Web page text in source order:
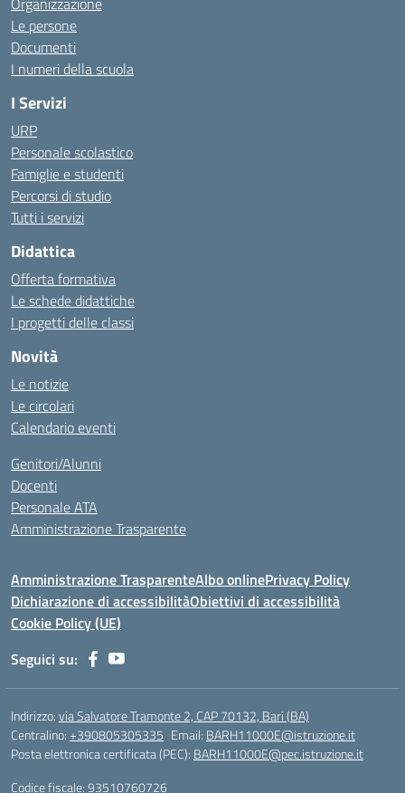
Le persone
Documenti
I numeri della scuola
I Servizi
URP
Personale scolastico
Famiglie e studenti
Percorsi di studio
Tutti i servizi
Didattica
Offerta formativa
Le schede didattiche
I progetti delle classi
Novità
Le notizie
Le circolari
Calendario eventi
Genitori/Alunni
Docenti
Personale ATA
Amministrazione Trasparente
Amministrazione TrasparenteAlbo onlinePrivacy Policy
Dichiarazione di accessibilitàObiettivi di accessibilità
Cookie Policy (UE)
Seguici su:
Indirizzo:via Salvatore Tramonte 2, CAP 70132, Bari (BA)
Centralino:+390805305335 Email: BARH11000E@istruzione.it
Posta elettronica certificata (PEC): BARH11000E@pec.istruzione.it
Codice fiscale: 93510760726